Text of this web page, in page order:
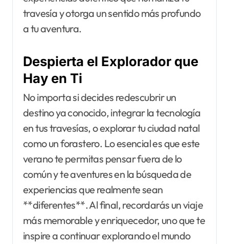
travesía y otorga un sentido más profundo
a tu aventura.
Despierta el Explorador que
Hay en Ti
No importa si decides redescubrir un
destino ya conocido, integrar la tecnología
en tus travesías, o explorar tu ciudad natal
como un forastero. Lo esencial es que este
verano te permitas pensar fuera de lo
común y te aventures en la búsqueda de
experiencias que realmente sean
**diferentes**. Al final, recordarás un viaje
más memorable y enriquecedor, uno que te
inspire a continuar explorando el mundo